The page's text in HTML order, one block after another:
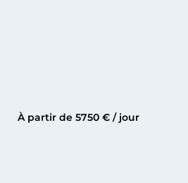
À partir de 5750 € / jour
TESORO 40CANNES